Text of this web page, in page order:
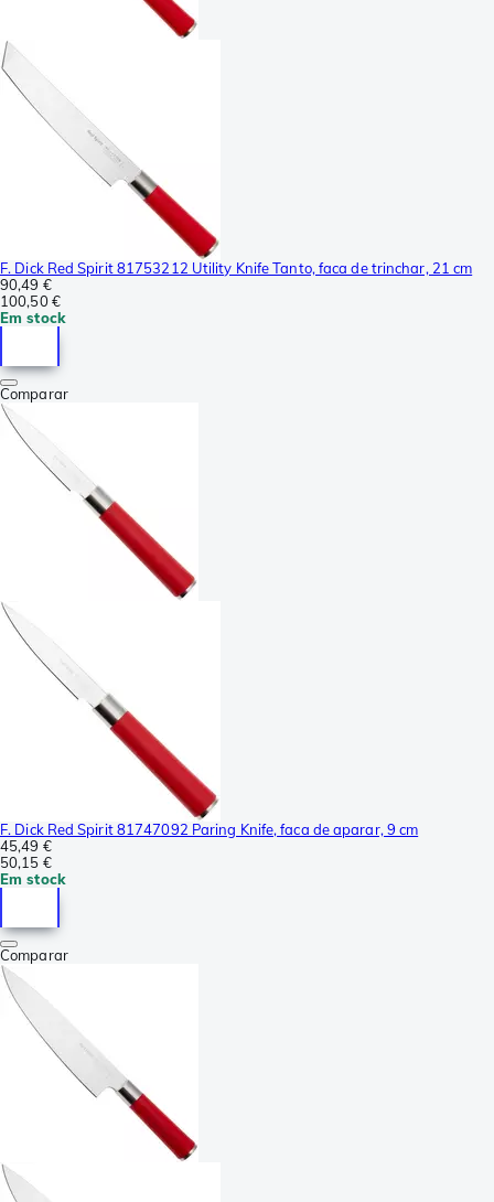
F. Dick Red Spirit 81753212 Utility Knife Tanto, faca de trinchar, 21 cm
90,49 €
100,50 €
Em stock
Comparar
F. Dick Red Spirit 81747092 Paring Knife, faca de aparar, 9 cm
45,49 €
50,15 €
Em stock
Comparar